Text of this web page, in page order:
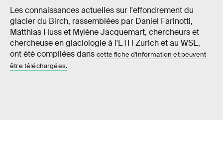
Les connaissances actuelles sur l'effondrement du
glacier du Birch, rassemblées par Daniel Farinotti,
Matthias Huss et Mylène Jacquemart, chercheurs et
chercheuse en glaciologie à l'ETH Zurich et au WSL,
ont été compilées dans cette fiche d'information et peuvent
être téléchargées.